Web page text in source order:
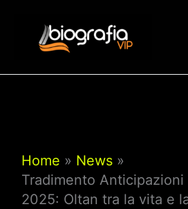
contenuto
Home
News
Tradimento Anticipazioni
2025: Oltan tra la vita e